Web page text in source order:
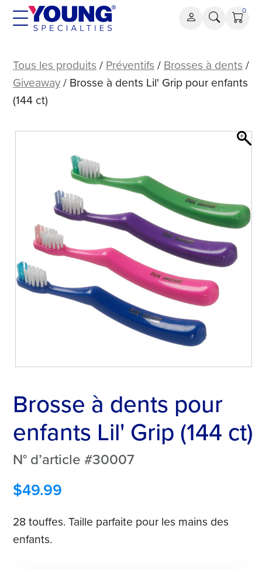
Aller
0
à
dents
pour
Lil'
Tous les produits / Préventifs / Brosses à dents /
Giveaway/ Brosse à dents Lil' Grip pour enfants
(144 ct)
Brosse à dents pour
enfants Lil' Grip (144 ct)
N° d’article #30007
$49.99
28 touffes. Taille parfaite pour les mains des
enfants.